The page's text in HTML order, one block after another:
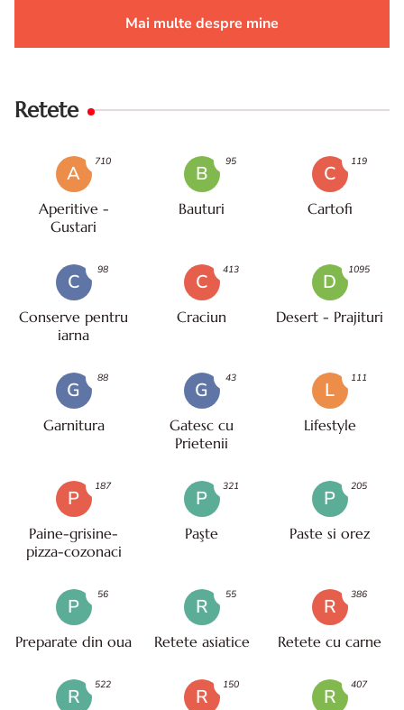
Mai multe despre mine
Retete
A
Aperitive -
Gustari
710
B
Bauturi
95
C
Cartofi
119
C
Conserve pentru
iarna
98
C
Craciun
413
D
Desert - Prajituri
1095
G
Garnitura
88
G
Gatesc cu
Prietenii
43
L
Lifestyle
111
P
Paine-grisine-
pizza-cozonaci
187
P
Paşte
321
P
Paste si orez
205
P
Preparate din oua
56
R
Retete asiatice
55
R
Retete cu carne
386
R
522
R
150
R
407